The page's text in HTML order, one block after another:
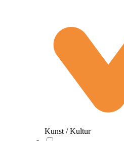
Kunst / Kultur